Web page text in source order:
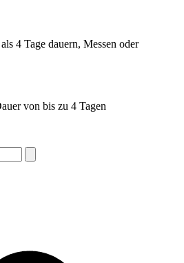
4 Tage dauern, Messen oder
von bis zu 4 Tagen